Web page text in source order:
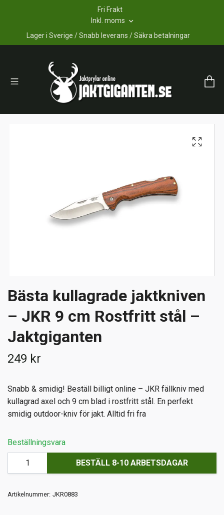
Fri Frakt
Inkl. moms
Lager i Sverige / Snabb leverans / Säkra betalningar
Bästa kullagrade jaktkniven
– JKR 9 cm Rostfritt stål –
Jaktgiganten
249 kr
Snabb & smidig! Beställ billigt online – JKR fällkniv med
kullagrad axel och 9 cm blad i rostfritt stål. En perfekt
smidig outdoor-kniv för jakt. Alltid fri fra
Beställningsvara
BESTÄLL 8-10 ARBETSDAGAR
Artikelnummer: JKR0883